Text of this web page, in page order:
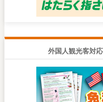
外国人観光客対